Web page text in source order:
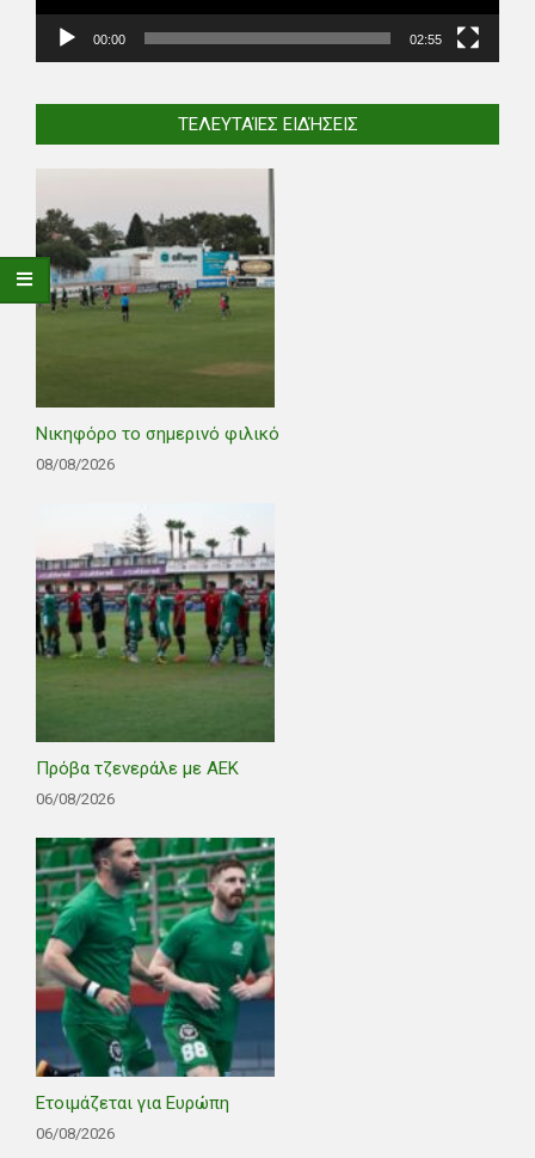
00:00 02:55
ΤΕΛΕΥΤΑΊΕΣ ΕΙΔΉΣΕΙΣ
Νικηφόρο το σημερινό φιλικό
08/08/2026
Πρόβα τζενεράλε με ΑΕΚ
06/08/2026
Ετοιμάζεται για Ευρώπη
06/08/2026